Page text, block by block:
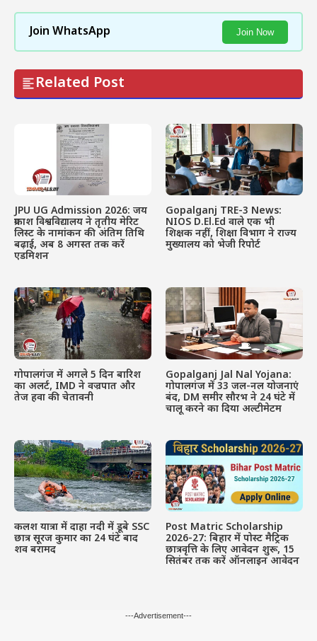
Join WhatsApp Join Now
Related Post
JPU UG Admission 2026: जय
प्रकाश विश्वविद्यालय ने तृतीय मेरिट
लिस्ट के नामांकन की अंतिम तिथि
बढ़ाई, अब 8 अगस्त तक करें
एडमिशन
Gopalganj TRE-3 News:
NIOS D.El.Ed वाले एक भी
शिक्षक नहीं, शिक्षा विभाग ने राज्य
मुख्यालय को भेजी रिपोर्ट
गोपालगंज में अगले 5 दिन बारिश
का अलर्ट, IMD ने वज्रपात और
तेज हवा की चेतावनी
Gopalganj Jal Nal Yojana:
गोपालगंज में 33 जल-नल योजनाएं
बंद, DM समीर सौरभ ने 24 घंटे में
चालू करने का दिया अल्टीमेटम
कलश यात्रा में दाहा नदी में डूबे SSC
छात्र सूरज कुमार का 24 घंटे बाद
शव बरामद
Post Matric Scholarship
2026-27: बिहार में पोस्ट मैट्रिक
छात्रवृत्ति के लिए आवेदन शुरू, 15
सितंबर तक करें ऑनलाइन आवेदन
---Advertisement---